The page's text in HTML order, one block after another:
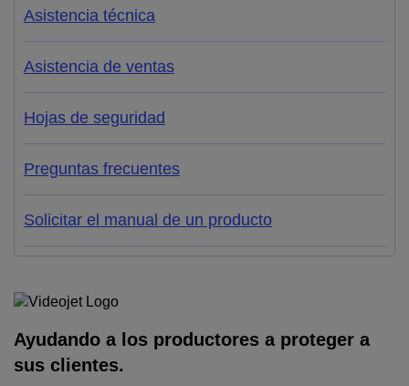
Asistencia técnica
Asistencia de ventas
Hojas de seguridad
Preguntas frecuentes
Solicitar el manual de un producto
Ayudando a los productores a proteger a
sus clientes.